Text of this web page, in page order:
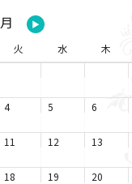
月 ▶
火 水 木
4 5 6
11 12 13
18 19 20